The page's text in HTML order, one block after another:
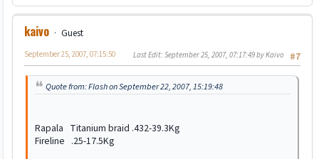
kaivo
Guest
#7
September 25, 2007, 07:15:50 Last Edit: September 25, 2007, 07:17:49 by Kaivo
Quote from: Flash on September 22, 2007, 15:19:48
Rapala Titanium braid .432-39.3Kg
Fireline .25-17.5Kg